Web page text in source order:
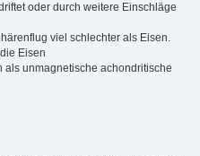
oder durch weitere Einschläge
viel schlechter als Eisen.
Eisen
unmagnetische achondritische